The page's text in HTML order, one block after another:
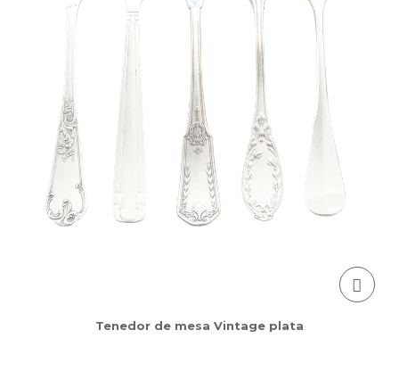
Tenedor de mesa Vintage plata